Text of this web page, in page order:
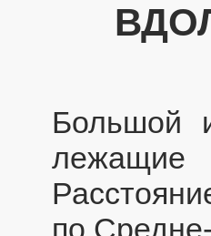
Большой
лежащие
по